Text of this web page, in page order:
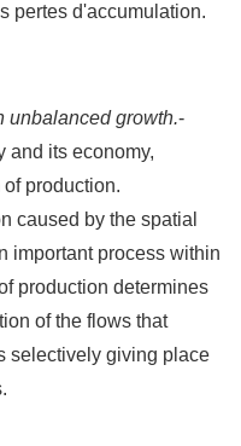
pertes d'accumulation.
unbalanced growth.-
and its economy,
production.
caused by the spatial
important process within
production determines
of the flows that
selectively giving place